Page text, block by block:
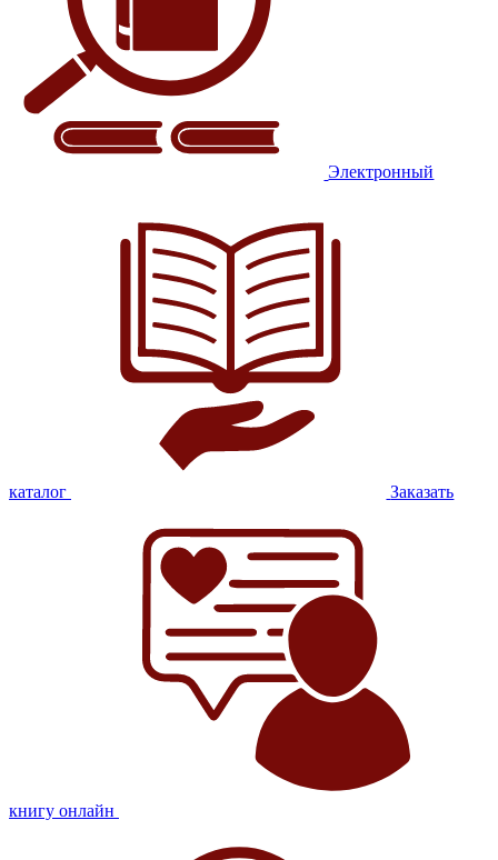
Электронный
каталог Заказать
книгу онлайн